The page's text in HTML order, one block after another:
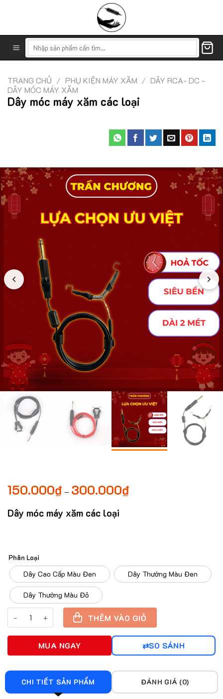
kiếm:
TRANG CHỦ / PHỤ KIỆN MÁY XĂM / DÂY RCA- DC -
DÂY MÓC MÁY XĂM
Dây móc máy xăm các loại
150.000₫– 300.000₫Khoảng
Dây móc máy xăm các loại
Phân Loại
Dây Cao Cấp Màu Đen Dây Thường Màu Đen
Dây Thường Màu Đỏ
Dây móc máy xăm các loại số lượng
THÊM VÀO GIỎ
MUA NGAY SO SÁNH
CHI TIẾT SẢN PHẨM ĐÁNH GIÁ (0)